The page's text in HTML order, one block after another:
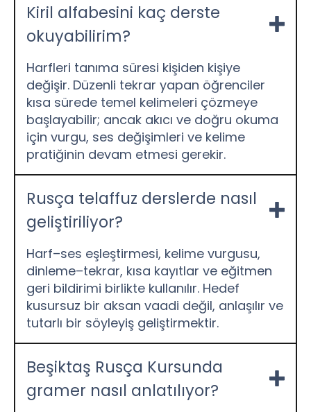
Kiril alfabesini kaç derste
okuyabilirim?
Harfleri tanıma süresi kişiden kişiye
değişir. Düzenli tekrar yapan öğrenciler
kısa sürede temel kelimeleri çözmeye
başlayabilir; ancak akıcı ve doğru okuma
için vurgu, ses değişimleri ve kelime
pratiğinin devam etmesi gerekir.
Rusça telaffuz derslerde nasıl
geliştiriliyor?
Harf–ses eşleştirmesi, kelime vurgusu,
dinleme–tekrar, kısa kayıtlar ve eğitmen
geri bildirimi birlikte kullanılır. Hedef
kusursuz bir aksan vaadi değil, anlaşılır ve
tutarlı bir söyleyiş geliştirmektir.
Beşiktaş Rusça Kursunda
gramer nasıl anlatılıyor?